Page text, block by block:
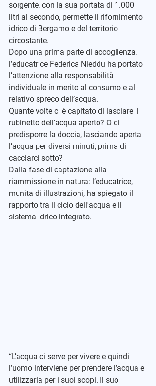
sorgente, con la sua portata di 1.000
litri al secondo, permette il rifornimento
idrico di Bergamo e del territorio
circostante.
Dopo una prima parte di accoglienza,
l’educatrice Federica Nieddu ha portato
l’attenzione alla responsabilità
individuale in merito al consumo e al
relativo spreco dell’acqua.
Quante volte ci è capitato di lasciare il
rubinetto dell’acqua aperto? O di
predisporre la doccia, lasciando aperta
l’acqua per diversi minuti, prima di
cacciarci sotto?
Dalla fase di captazione alla
riammissione in natura: l’educatrice,
munita di illustrazioni, ha spiegato il
rapporto tra il ciclo dell'acqua e il
sistema idrico integrato.
“L’acqua ci serve per vivere e quindi
l’uomo interviene per prendere l’acqua e
utilizzarla per i suoi scopi. Il suo